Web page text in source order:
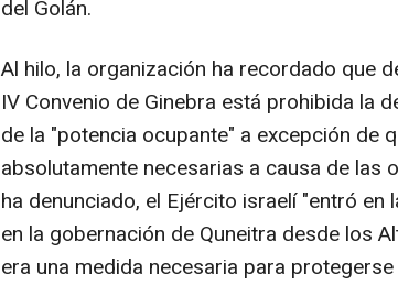
del Golán.
Al hilo, la organización ha recordado que
IV Convenio de Ginebra está prohibida la
de la "potencia ocupante" a excepción de
absolutamente necesarias a causa de las
ha denunciado, el Ejército israelí "entró en
en la gobernación de Quneitra desde los
era una medida necesaria para